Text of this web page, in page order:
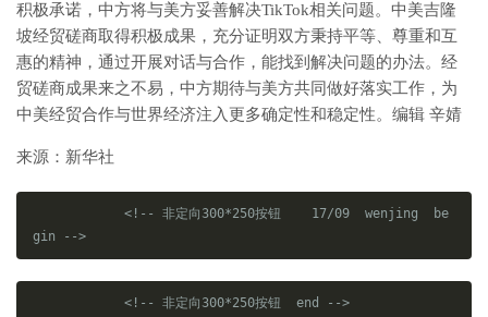
积极承诺，中方将与美方妥善解决TikTok相关问题。中美吉隆
坡经贸磋商取得积极成果，充分证明双方秉持平等、尊重和互
惠的精神，通过开展对话与合作，能找到解决问题的办法。经
贸磋商成果来之不易，中方期待与美方共同做好落实工作，为
中美经贸合作与世界经济注入更多确定性和稳定性。编辑 辛婧
来源：新华社
<!-- 非定向300*250按钮    17/09  wenjing  be
gin -->
<!-- 非定向300*250按钮  end -->